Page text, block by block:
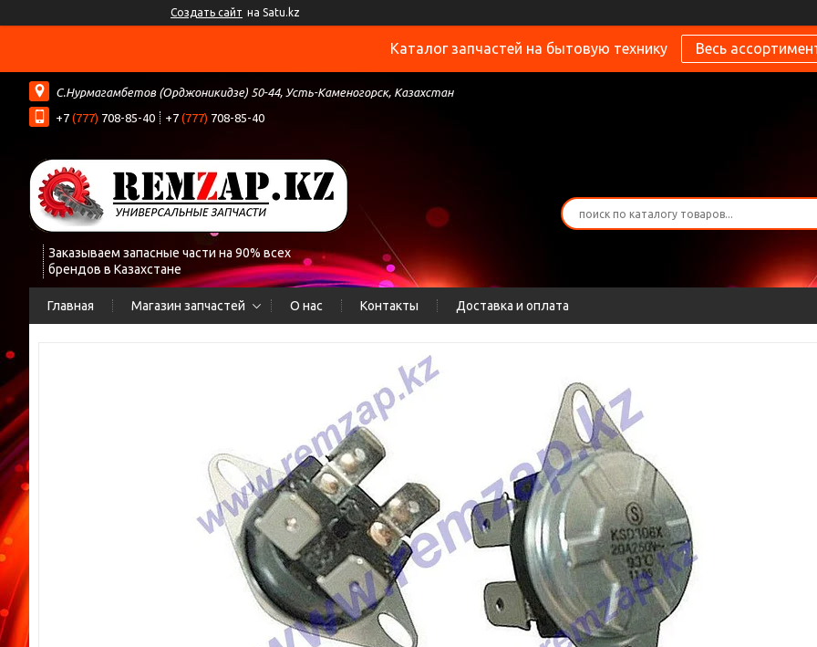
Создать сайт на Satu.kz
Каталог запчастей на бытовую технику Весь
С.Нурмагамбетов (Орджоникидзе) 50-44, Усть-Каменогорск, Казахстан
+7 (777) 708-85-40 +7 (777) 708-85-40
Заказываем запасные части на 90% всех
брендов в Казахстане
Главная Магазин запчастей О нас Контакты Доставка и оплата